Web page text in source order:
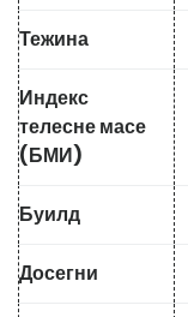
Тежина
Индекс
телесне масе
(БМИ)
Буилд
Досегни